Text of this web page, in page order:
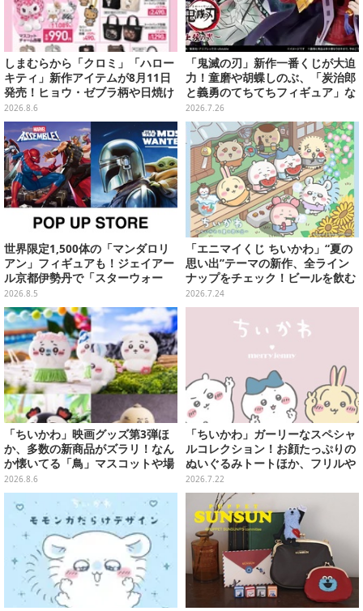
しまむらから「クロミ」「ハロー
キティ」新作アイテムが8月11日
発売！ヒョウ・ゼブラ柄や日焼け
デザインの可愛い雑貨・アパレル
など多数
2026.8.6
「鬼滅の刃」新作一番くじが大迫
力！童磨や胡蝶しのぶ、「炭治郎
と義勇のてちてちフィギュア」な
どがズラリ
2026.7.26
世界限定1,500体の「マンダロリ
アン」フィギュアも！ジェイアー
ル京都伊勢丹で「スターウォー
ズ」&「マーベル」ポップアップ
ストア開催
2026.8.5
「エニマイくじ ちいかわ」“夏の
思い出”テーマの新作、全ライン
ナップをチェック！ビールを飲む
「くりまんじゅう」ぬいぐるみな
ど
2026.7.24
「ちいかわ」映画グッズ第3弾ほ
か、多数の新商品がズラリ！なん
か懐いてる「鳥」マスコットや場
面写アイテムなど必見のラインナ
ップ
2026.8.6
「ちいかわ」ガーリーなスペシャ
ルコレクション！お顔たっぷりの
ぬいぐるみトートほか、フリルや
リボンが可愛いTシャツなどが発
売
2026.7.22